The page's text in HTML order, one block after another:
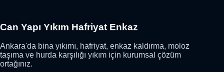
Can Yapı Yıkım Hafriyat Enkaz
Ankara'da bina yıkımı, hafriyat, enkaz kaldırma, moloz
taşıma ve hurda karşılığı yıkım için kurumsal çözüm
ortağınız.